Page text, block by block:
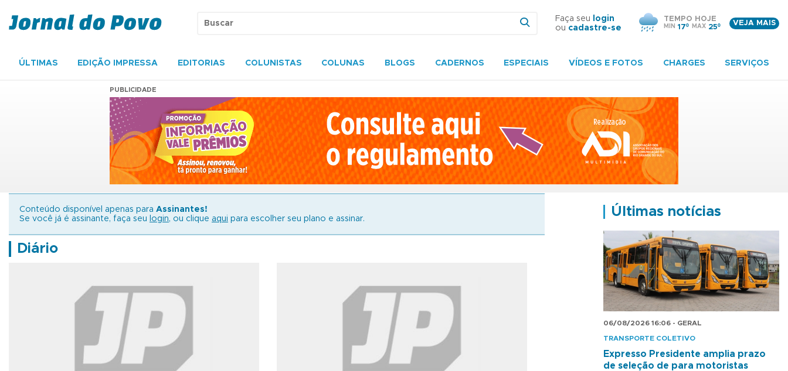
Faça seu
login
ou cadastre-se
TEMPO HOJE
MIN 17º MAX 25º
VEJA MAIS
ÚLTIMAS EDIÇÃO IMPRESSA EDITORIAS COLUNISTAS COLUNAS BLOGS CADERNOS ESPECIAIS VÍDEOS E FOTOS CHARGES SERVIÇOS
PUBLICIDADE
Conteúdo disponível apenas para Assinantes!
Se você já é assinante, faça seu
login, ou clique aqui para escolher seu plano e assinar.
Diário
Últimas notícias
06/08/2026 16:06 - GERAL
TRANSPORTE COLETIVO
Expresso Presidente amplia prazo
de seleção de para motoristas